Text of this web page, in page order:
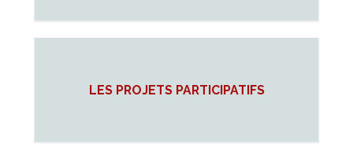
LES PROJETS PARTICIPATIFS